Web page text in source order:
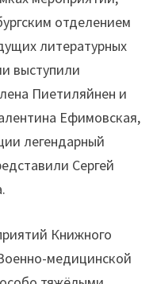
отделением
литературных
выступили
Пиетиляйнен и
Ефимовская,
легендарный
Сергей
Книжного
медицинской